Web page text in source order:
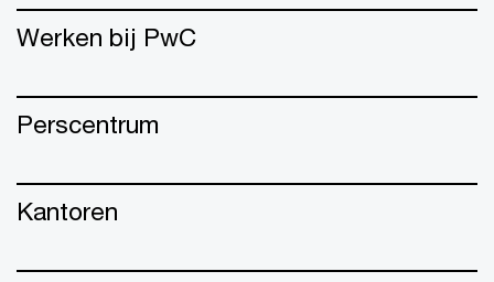
Werken bij PwC
Perscentrum
Kantoren